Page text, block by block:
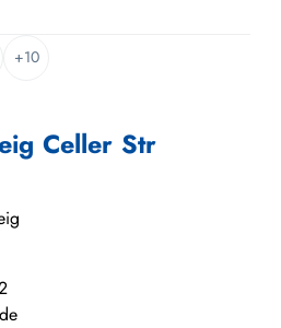
+10
Celler Str